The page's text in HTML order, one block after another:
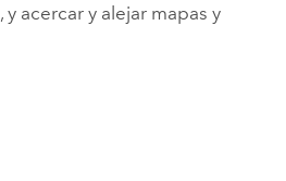
, y acercar y alejar mapas y